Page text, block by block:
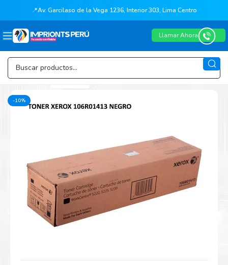
📍Av. Garcilaso de la Vega 1236, Interior 303, Lima Centro
Llamar Ahora
-10%